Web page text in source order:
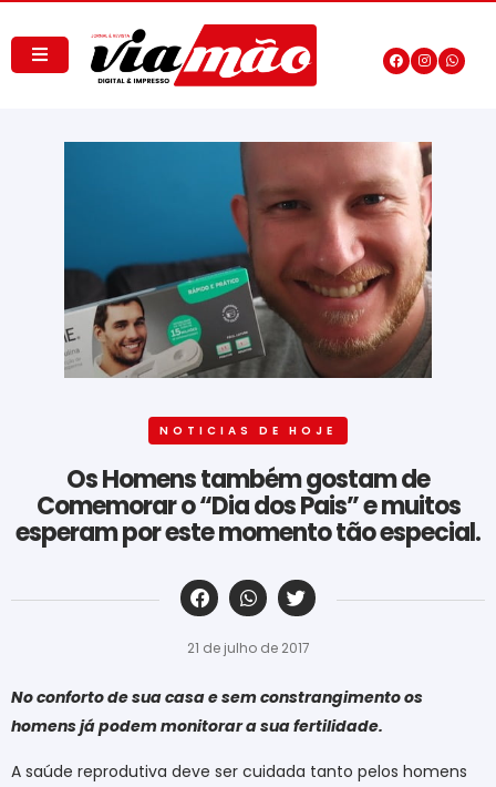
NOTICIAS DE HOJE
Os Homens também gostam de
Comemorar o “Dia dos Pais” e muitos
esperam por este momento tão especial.
‎ ‎ ‎ ‎ ‎ ‎ ‎ ‎ ‎ ‎ ‎ ‎ ‎ ‎ ‎ ‎ ‎ ‎ ‎ ‎ ‎ ‎ ‎ ‎ ‎ ‎ ‎ ‎ ‎ ‎ ‎
21 de julho de 2017
No conforto de sua casa e sem constrangimento os
homens já podem monitorar a sua fertilidade.
A saúde reprodutiva deve ser cuidada tanto pelos homens